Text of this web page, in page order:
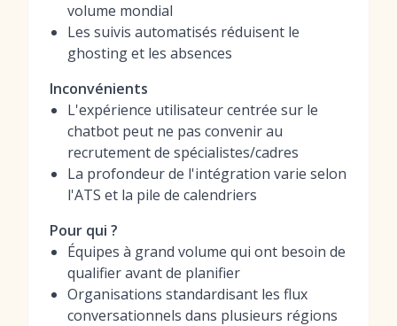
volume mondial
Les suivis automatisés réduisent le
ghosting et les absences
Inconvénients
L'expérience utilisateur centrée sur le
chatbot peut ne pas convenir au
recrutement de spécialistes/cadres
La profondeur de l'intégration varie selon
l'ATS et la pile de calendriers
Pour qui ?
Équipes à grand volume qui ont besoin de
qualifier avant de planifier
Organisations standardisant les flux
conversationnels dans plusieurs régions